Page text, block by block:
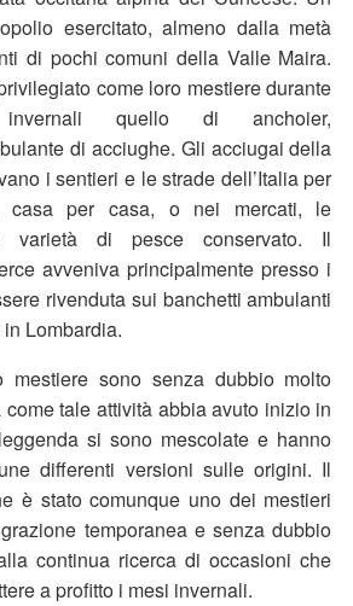
esercitato, almeno dalla metà
di pochi comuni della Valle Maira.
come loro mestiere durante
quello di anchoier,
di acciughe. Gli acciugai della
i sentieri e le strade dell’Italia per
casa per casa, o nei mercati, le
varietà di pesce conservato. Il
avveniva principalmente presso i
rivenduta sui banchetti ambulanti
Lombardia.
sono senza dubbio molto
tale attività abbia avuto inizio in
si sono mescolate e hanno
differenti versioni sulle origini. Il
è stato comunque uno dei mestieri
temporanea e senza dubbio
continua ricerca di occasioni che
a profitto i mesi invernali.